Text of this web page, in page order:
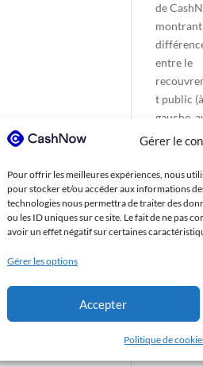
Gérer le
Pour offrir les meilleures expériences, nous
pour stocker et/ou accéder aux informations
technologies nous permettra de traiter des
ou les ID uniques sur ce site. Le fait de ne pas
avoir un effet négatif sur certaines
Gérer les options
Accepter
Politique de